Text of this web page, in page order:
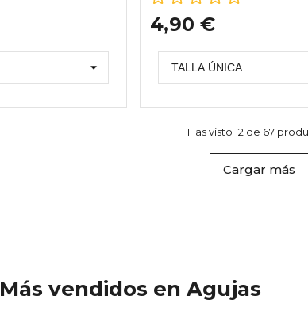
4,90 €
Has visto 12 de 67
Cargar más
Más vendidos en Agujas